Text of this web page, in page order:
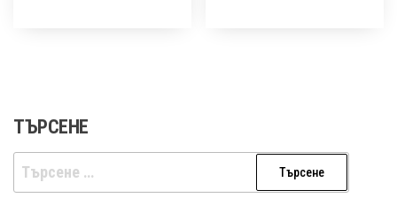
ТЪРСЕНЕ
Търсене
за: